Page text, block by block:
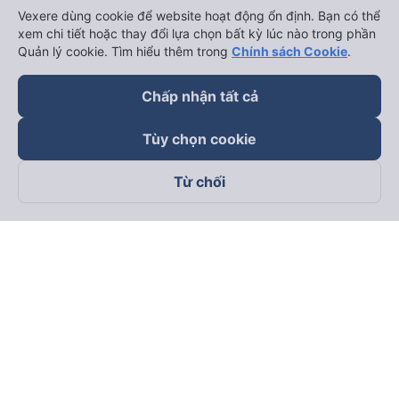
Theo dõi chúng tôi trên
Vexere dùng cookie để website hoạt động ổn định. Bạn có thể
xem chi tiết hoặc thay đổi lựa chọn bất kỳ lúc nào trong phần
Quản lý cookie. Tìm hiểu thêm trong Chính sách Cookie.
Chấp nhận tất cả
Tùy chọn cookie
Từ chối